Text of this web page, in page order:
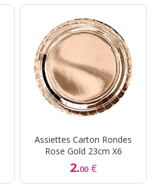
Assiettes Carton Rondes
Rose Gold 23cm X6
2.00 €